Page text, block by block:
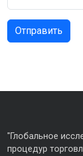
"Глобальное
процедур